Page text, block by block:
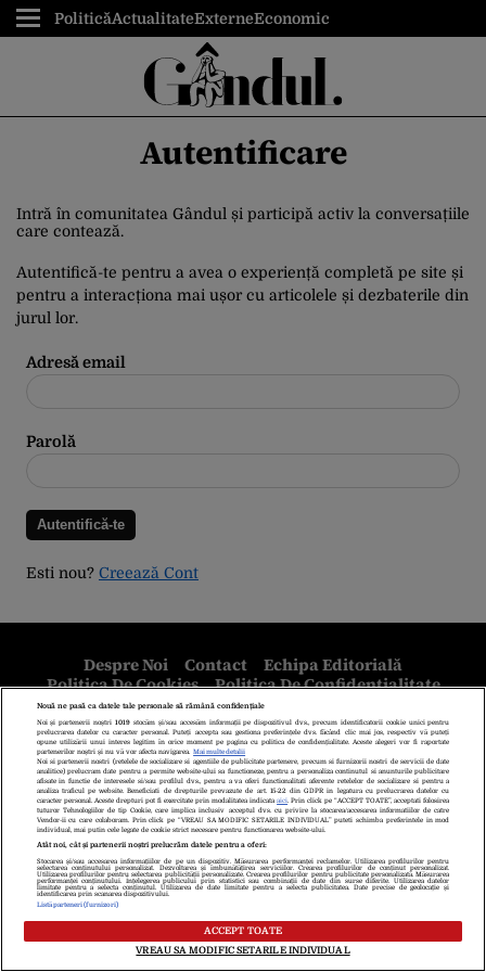
PoliticăActualitateExterneEconomic
Autentificare
Intră în comunitatea Gândul și participă activ la conversațiile
care contează.
Autentifică-te pentru a avea o experiență completă pe site și
pentru a interacționa mai ușor cu articolele și dezbaterile din
jurul lor.
Adresă email
Parolă
Esti nou? Creează Cont
Despre Noi Contact
Echipa Editorială
Politica De Cookies
Politica De Confidențialitate
Termeni Și Condiții
copyright © 2026
Citarea se poate face în limita a 250 de semne. Nici o instituţie sau persoană
(site-uri, instituţii mass-media, firme de monitorizare) nu poate reproduce
integral scrierile publicistice purtătoare de Drepturi de Autor.
Decizia ONJN nr. 1598/16.09.2021. Jocurile de noroc sunt interzise
minorilor.